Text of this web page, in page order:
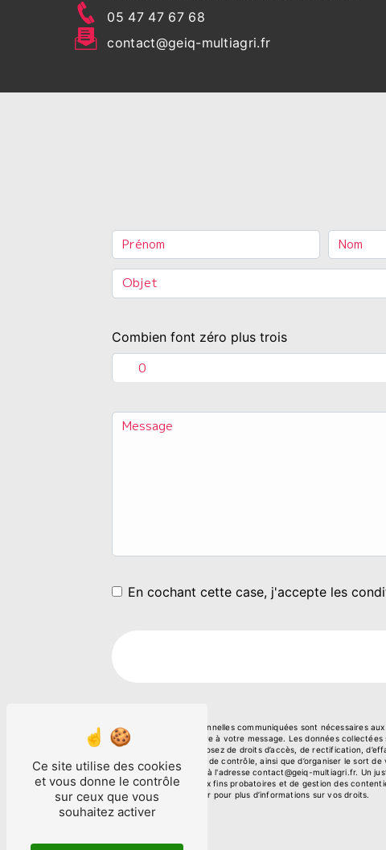
05 47 47 67 68
contact@geiq-multiagri.fr
Combien font zéro plus trois
En cochant cette case, j'accepte les
** Les données personnelles communiquées sont nécessaires
le seul but de répondre à votre message. Les données
multiagri.fr. Vous disposez de droits d’accès, de rectification,
auprès d’une autorité de contrôle, ainsi que d’organiser le sort
courrier électronique à l'adresse contact@geiq-multiagri.fr. Un
prescription légale aux fins probatoires et de gestion des
Consultez le site cnil.fr pour plus d’informations sur vos droits.
Ce site utilise des cookies
et vous donne le contrôle
sur ceux que vous
souhaitez activer